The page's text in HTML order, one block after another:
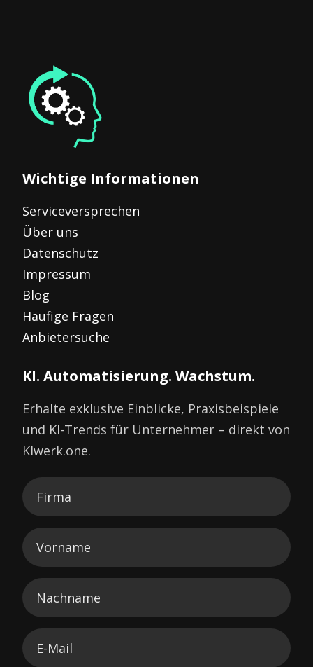
Wichtige Informationen
Serviceversprechen
Über uns
Datenschutz
Impressum
Blog
Häufige Fragen
Anbietersuche
KI. Automatisierung. Wachstum.
Erhalte exklusive Einblicke, Praxisbeispiele
und KI-Trends für Unternehmer – direkt von
KIwerk.one.